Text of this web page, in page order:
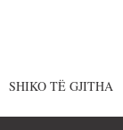
SHIKO TË GJITHA